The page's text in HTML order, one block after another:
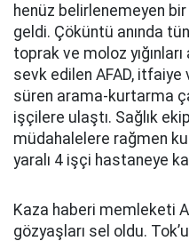
henüz belirlenemeyen
geldi. Çöküntü anında
toprak ve moloz
sevk edilen AFAD, itfaiye
süren arama-kurtarma
işçilere ulaştı. Sağlık
müdahalelere rağmen
yaralı 4 işçi hastaneye
Kaza haberi memleketi
gözyaşları sel oldu.